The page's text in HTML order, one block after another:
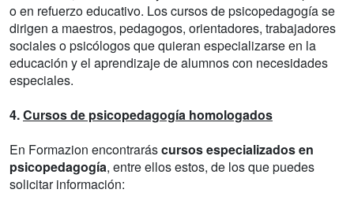
o en refuerzo educativo. Los cursos de psicopedagogía se
dirigen a maestros, pedagogos, orientadores, trabajadores
sociales o psicólogos que quieran especializarse en la
educación y el aprendizaje de alumnos con necesidades
especiales.
4.Cursos de psicopedagogía homologados
En Formazion encontraráscursos especializados en
psicopedagogía, entre ellos estos, de los que puedes
solicitar información: